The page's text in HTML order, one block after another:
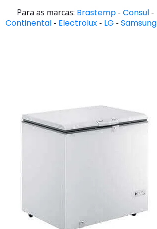
Para as marcas: Brastemp- Consul-
Continental - Electrolux - LG - Samsung